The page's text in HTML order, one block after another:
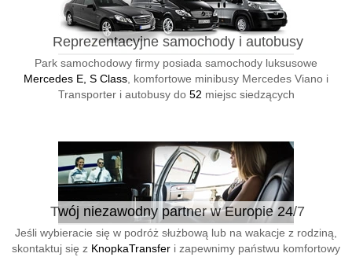
Reprezentacyjne samochody i autobusy
Park samochodowy firmy posiada samochody luksusowe
Mercedes E, S Class , komfortowe minibusy Mercedes Viano i
Transporter i autobusy do 52 miejsc siedzących
Twój niezawodny partner w Europie 24/7
Jeśli wybieracie się w podróż służbową lub na wakacje z rodziną,
skontaktuj się z KnopkaTransfer i zapewnimy państwu komfortowy